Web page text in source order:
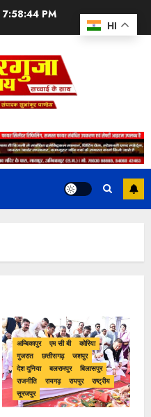
7:58:45 PM
अम्बिकापुर एम सी बी
कोरिया
गुजरात
छत्तीसगढ़
जशपुर
देश दुनिया
बलरामपुर
बिलासपुर
राजनीति
रायगढ़ रायपुर
राष्ट्रीय
सूरजपुर
HI